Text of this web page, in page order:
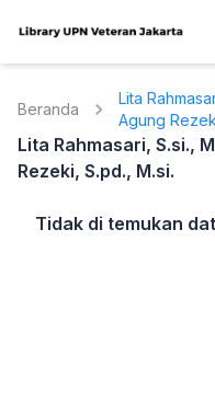
Beranda
Lita
Agung
Lita Rahmasari, S.si.,
Rezeki, S.pd., M.si.
Tidak di temukan